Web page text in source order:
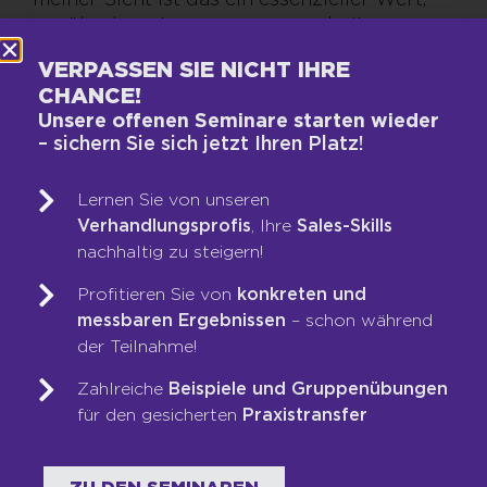
um überhaupt zusammen zu arbeiten.
Überwachungssystemen wie Keylogger und
Co. deshalb nicht. Wenn ein Mitarbeiter
keine Lust hat, in meinem Unternehmen zu
arbeiten, wird auch eine Software daran
Sicht abwägen, ob Sie wirklich zu diesem
Mittel greifen wollen. Denn die
Auswirkungen auf die Mannschaft sind
nicht von der Hand zu weisen: Für 30
Prozent der Mitarbeiter wäre eine
Überwachungssoftware der Grund, sich
umzuschauen. Hinzu kommt, dass es
anscheinend nicht wenige Unternehmen
Mitarbeiter hinweg für eine Überwachung
VERPASSEN SIE NICHT IHRE
CHANCE!
Unsere offenen Seminare starten wieder
– sichern Sie sich jetzt Ihren Platz!
Lernen Sie von unseren
Verhandlungsprofis, IhreSales-Skills
nachhaltig zu steigern!
Profitieren Sie von konkreten und
messbaren Ergebnissen – schon während
der Teilnahme!
Zahlreiche Beispiele und Gruppenübungen
für den gesicherten Praxistransfer